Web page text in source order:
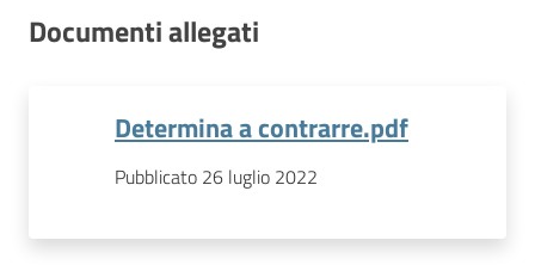
Documenti allegati
Determina a contrarre.pdf
Pubblicato 26 luglio 2022